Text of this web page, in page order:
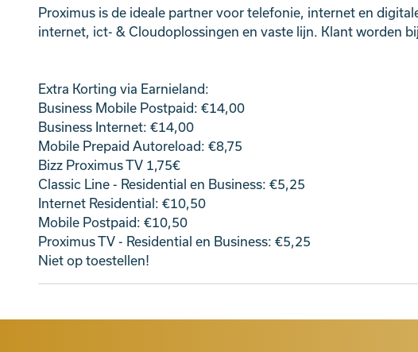
Proximus is de ideale partner voor telefonie, internet en
internet, ict- & Cloudoplossingen en vaste lijn. Klant worden
Extra Korting via Earnieland:
Business Mobile Postpaid: €14,00
Business Internet: €14,00
Mobile Prepaid Autoreload: €8,75
Bizz Proximus TV 1,75€
Classic Line - Residential en Business: €5,25
Internet Residential: €10,50
Mobile Postpaid: €10,50
Proximus TV - Residential en Business: €5,25
Niet op toestellen!